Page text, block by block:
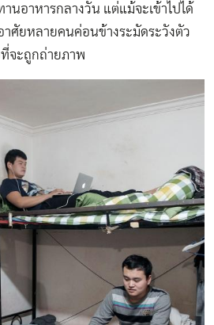
นอาหารกลางวัน แต่แม้จะเข้าไปได้
ศัยหลายคนค่อนข้างระมัดระวังตัว
จะถูกถ่ายภาพ